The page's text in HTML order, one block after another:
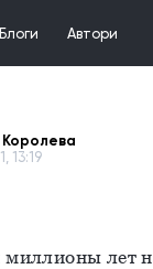
Блоги Автори
13:19
миллионы лет